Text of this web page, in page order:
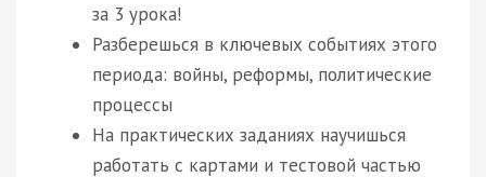
за 3 урока!
Разберешься в ключевых событиях этого
периода: войны, реформы, политические
процессы
На практических заданиях научишься
работать с картами и тестовой частью